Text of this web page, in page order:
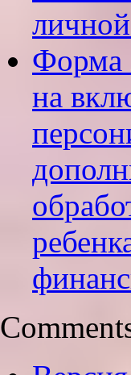
Форма
на